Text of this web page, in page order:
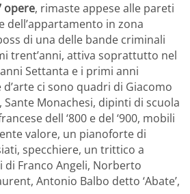
opere, rimaste appese alle pareti
dell’appartamento in zona
di una delle bande criminali
trent’anni, attiva soprattutto nel
Settanta e i primi anni
ci sono quadri di Giacomo
Sante Monachesi, dipinti di scuola
dell ‘800 e del ‘900, mobili
valore, un pianoforte di
specchiere, un trittico a
Franco Angeli, Norberto
Antonio Balbo detto ‘Abate’,